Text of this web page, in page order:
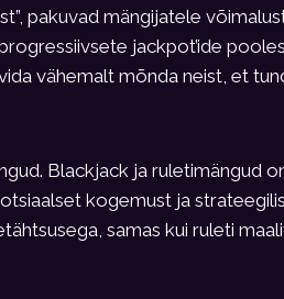
pakuvad mängijatele
jackpot’ide
vähemalt mõnda neist, et
Blackjack ja ruletimängud
kogemust ja
samas kui ruleti